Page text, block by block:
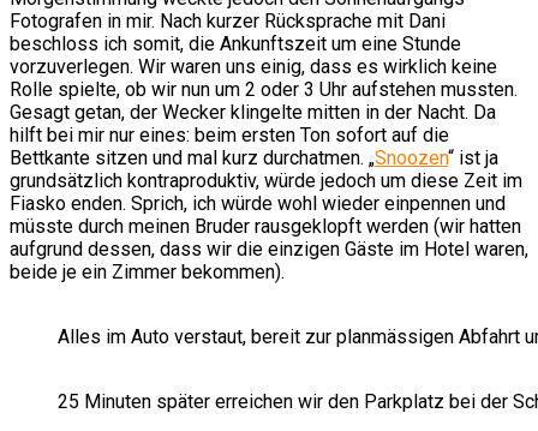
Fotografen in mir. Nach kurzer Rücksprache mit Dani
beschloss ich somit, die Ankunftszeit um eine Stunde
vorzuverlegen. Wir waren uns einig, dass es wirklich keine
Rolle spielte, ob wir nun um 2 oder 3 Uhr aufstehen mussten.
Gesagt getan, der Wecker klingelte mitten in der Nacht. Da
hilft bei mir nur eines: beim ersten Ton sofort auf die
Bettkante sitzen und mal kurz durchatmen. „Snoozen“ ist ja
grundsätzlich kontraproduktiv, würde jedoch um diese Zeit im
Fiasko enden. Sprich, ich würde wohl wieder einpennen und
müsste durch meinen Bruder rausgeklopft werden (wir hatten
aufgrund dessen, dass wir die einzigen Gäste im Hotel waren,
beide je ein Zimmer bekommen).
Alles im Auto verstaut, bereit zur planmässigen Abfahrt
25 Minuten später erreichen wir den Parkplatz bei der